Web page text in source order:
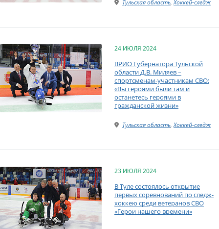
Тульская область,Хоккей-следж
24 ИЮЛЯ 2024
ВРИО Губернатора Тульской
области Д.В. Миляев –
спортсменам-участникам СВО:
«Вы героями были там и
останетесь героями в
гражданской жизни»
Тульская область,Хоккей-следж
23 ИЮЛЯ 2024
В Туле состоялось открытие
первых соревнований по следж-
хоккею среди ветеранов СВО
«Герои нашего времени»